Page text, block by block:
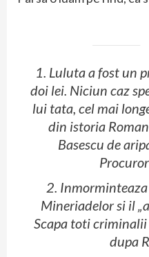
1. Luluta a fost un
doi lei. Niciun caz
lui tata, cel mai
din istoria
Basescu de
2.
Mineriadelor si il
Scapa toti
dupa